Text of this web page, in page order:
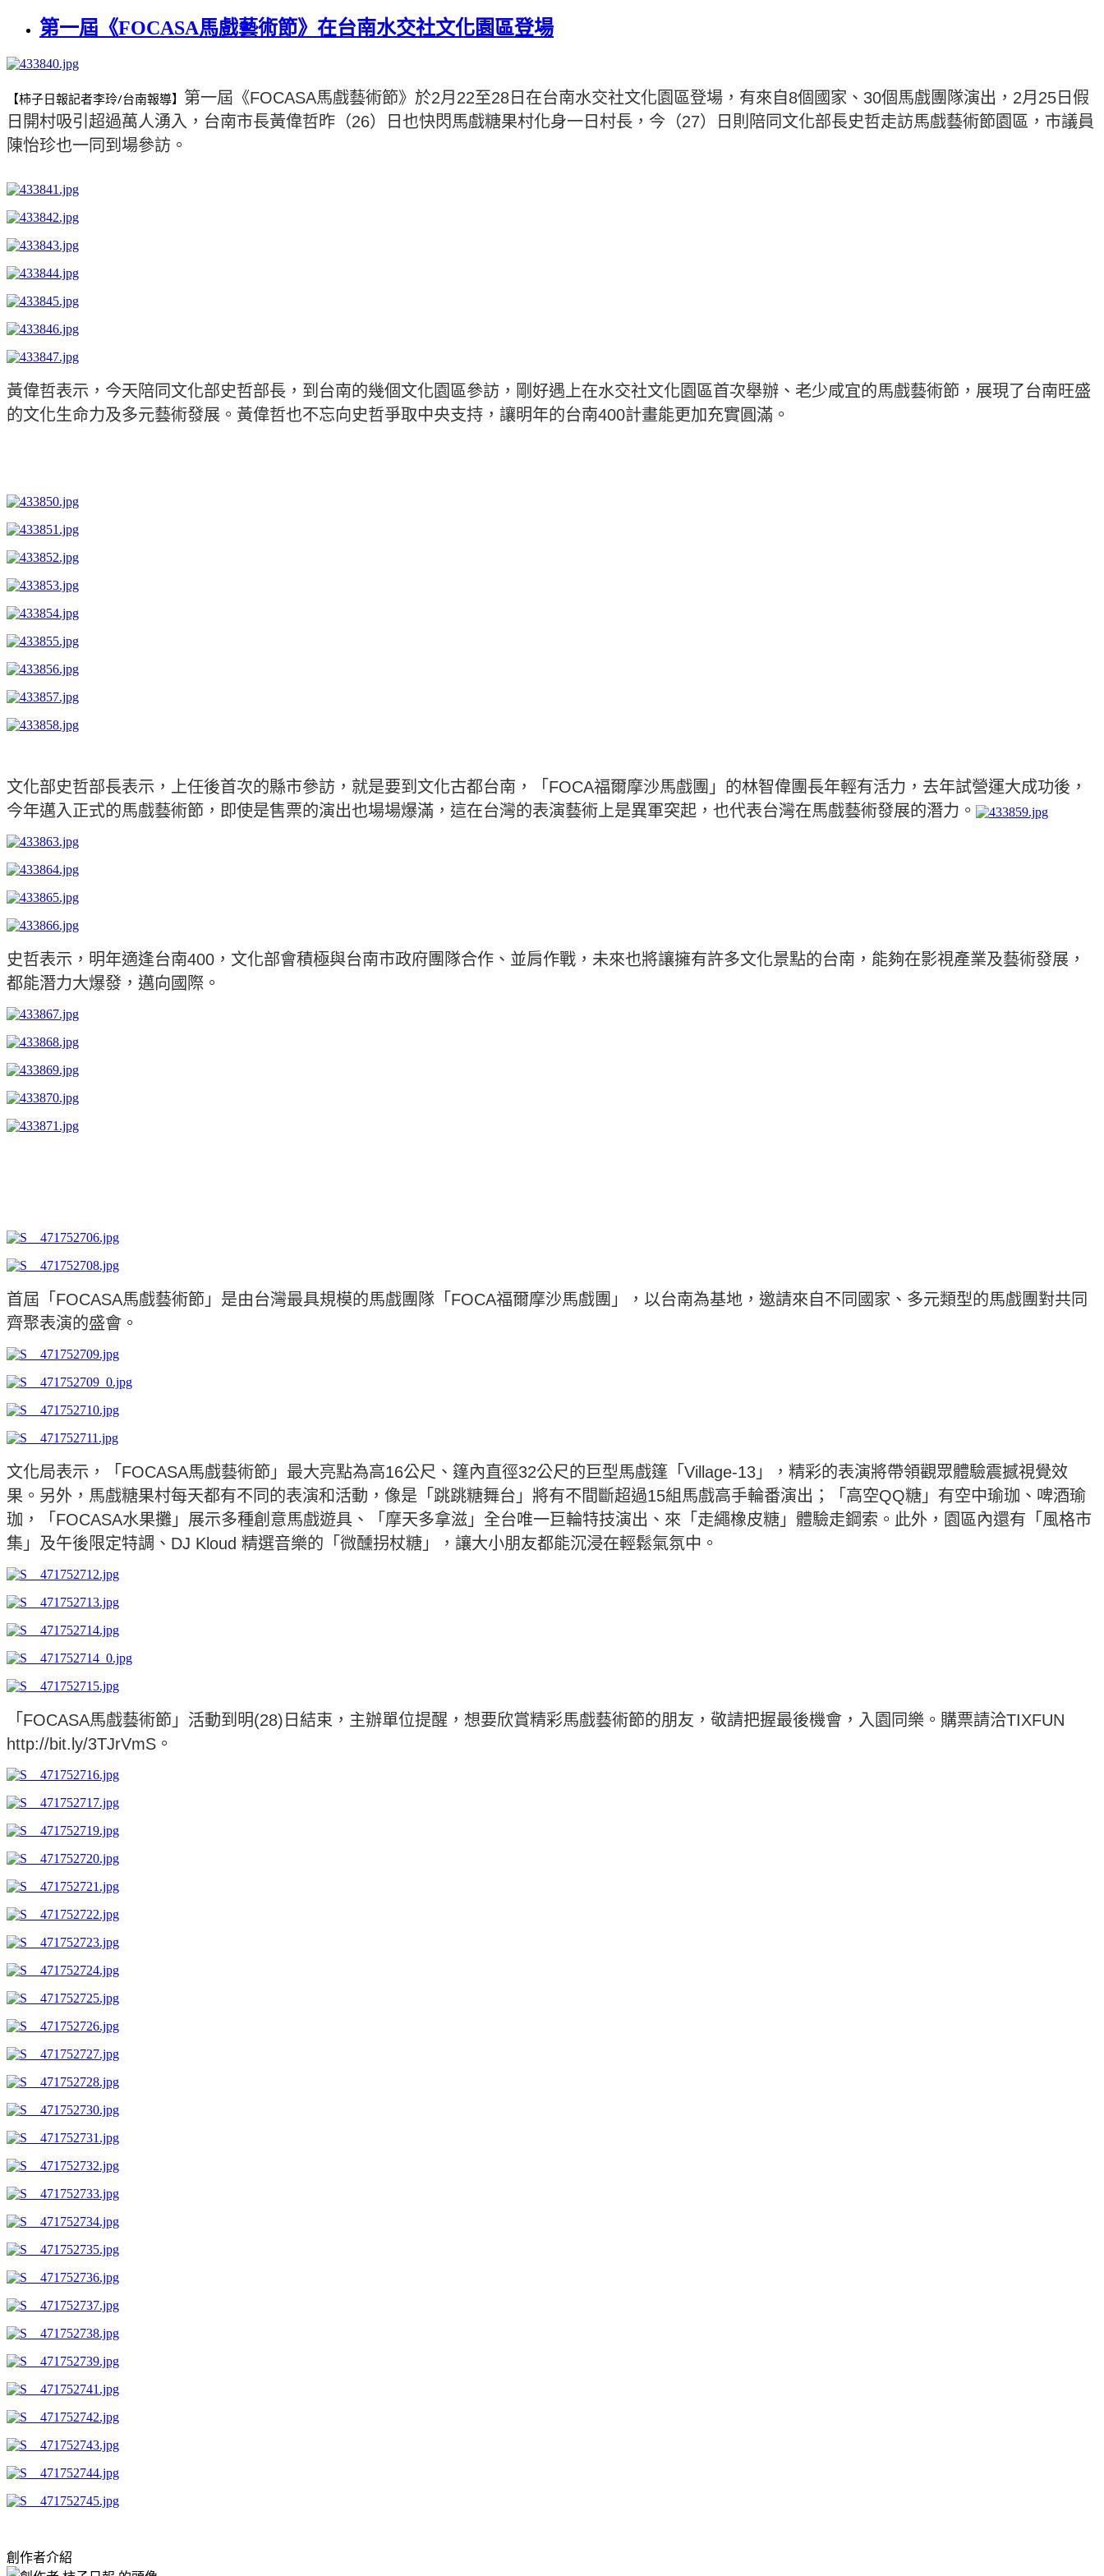
第一屆《FOCASA馬戲藝術節》在台南水交社文化園區登場
【柿子日報記者李玲/台南報導】 第一屆《FOCASA馬戲藝術節》於2月22至28日在台南水交社文化園區登場，有來自8個國家、30個馬戲團隊演出，2月25日假
日開村吸引超過萬人湧入，台南市長黃偉哲昨（26）日也快閃馬戲糖果村化身一日村長，今（27）日則陪同文化部長史哲走訪馬戲藝術節園區，市議員
陳怡珍也一同到場參訪。
黃偉哲表示，今天陪同文化部史哲部長，到台南的幾個文化園區參訪，剛好遇上在水交社文化園區首次舉辦、老少咸宜的馬戲藝術節，展現了台南旺盛
的文化生命力及多元藝術發展。黃偉哲也不忘向史哲爭取中央支持，讓明年的台南400計畫能更加充實圓滿。
文化部史哲部長表示，上任後首次的縣市參訪，就是要到文化古都台南，「FOCA福爾摩沙馬戲團」的林智偉團長年輕有活力，去年試營運大成功後，
今年邁入正式的馬戲藝術節，即使是售票的演出也場場爆滿，這在台灣的表演藝術上是異軍突起，也代表台灣在馬戲藝術發展的潛力。
史哲表示，明年適逢台南400，文化部會積極與台南市政府團隊合作、並肩作戰，未來也將讓擁有許多文化景點的台南，能夠在影視產業及藝術發展，
都能潛力大爆發，邁向國際。
首屆「FOCASA馬戲藝術節」是由台灣最具規模的馬戲團隊「FOCA福爾摩沙馬戲團」，以台南為基地，邀請來自不同國家、多元類型的馬戲團對共同
齊聚表演的盛會。
文化局表示，「FOCASA馬戲藝術節」最大亮點為高16公尺、篷內直徑32公尺的巨型馬戲篷「Village-13」，精彩的表演將帶領觀眾體驗震撼視覺效
果。另外，馬戲糖果村每天都有不同的表演和活動，像是「跳跳糖舞台」將有不間斷超過15組馬戲高手輪番演出；「高空QQ糖」有空中瑜珈、啤酒瑜
珈，「FOCASA水果攤」展示多種創意馬戲遊具、「摩天多拿滋」全台唯一巨輪特技演出、來「走繩橡皮糖」體驗走鋼索。此外，園區內還有「風格市
集」及午後限定特調、DJ Kloud 精選音樂的「微醺拐杖糖」，讓大小朋友都能沉浸在輕鬆氣氛中。
「FOCASA馬戲藝術節」活動到明(28)日結束，主辦單位提醒，想要欣賞精彩馬戲藝術節的朋友，敬請把握最後機會，入園同樂。購票請洽TIXFUN
http://bit.ly/3TJrVmS。
創作者介紹